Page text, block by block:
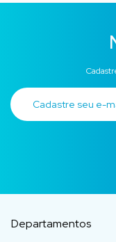
Departamentos